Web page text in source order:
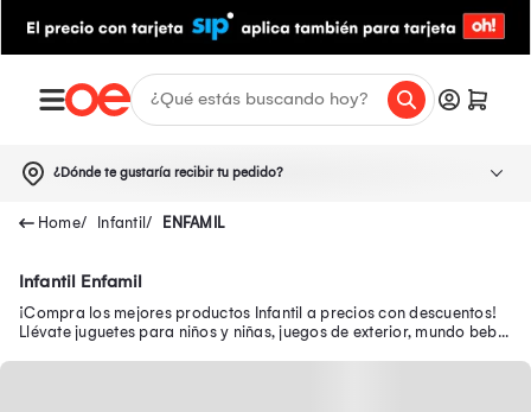
¿Dónde te gustaría recibir tu pedido?
Infantil ENFAMIL
Infantil Enfamil
¡Compra los mejores productos Infantil a precios con descuentos!
Llévate juguetes para niños y niñas, juegos de exterior, mundo bebé,